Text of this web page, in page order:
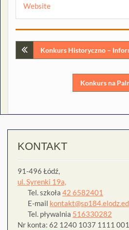
Website
Nawigacja
Konkurs Historyczno –
Konkurs na
KONTAKT
91-496 Łódź,
ul. Syrenki 19a,
Tel. szkoła 42 6582401
E-mail
Tel. pływalnia 516330282
Nr konta: 62 1240 1037 1111